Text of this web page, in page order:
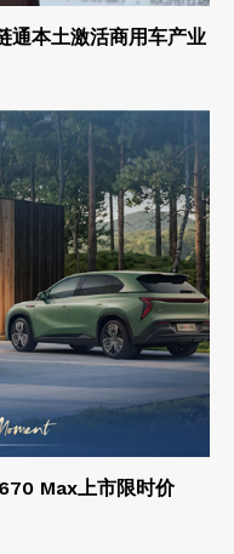
通本土激活商用车产业
Max上市限时价